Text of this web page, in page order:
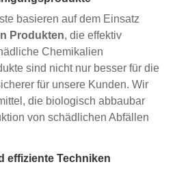
basieren auf dem Einsatz
Produkten, die effektiv
Chemikalien
sind nicht nur besser für die
für unsere Kunden. Wir
die biologisch abbaubar
von schädlichen Abfällen
effiziente Techniken